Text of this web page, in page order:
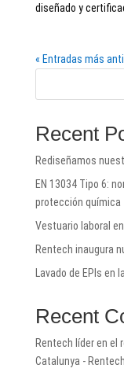
diseñado y
« Entradas más
Recent
Rediseñamos
EN 13034 Tipo 6:
protección química
Vestuario laboral
Rentech inaugura
Lavado de EPIs
Recent
Rentech líder en el
Catalunya - Rentech